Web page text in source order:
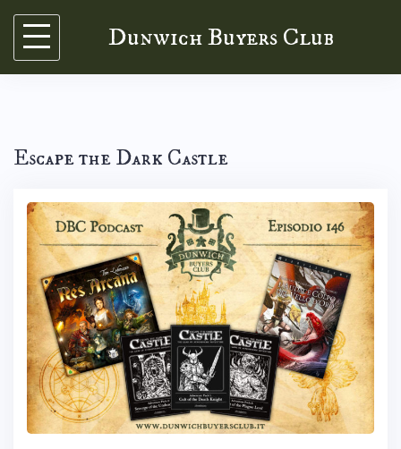
Skip
content
Dunwich Buyers Club
Escape the Dark Castle